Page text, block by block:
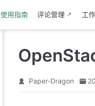
使用指南 评论管理 工
Paper-Dragon